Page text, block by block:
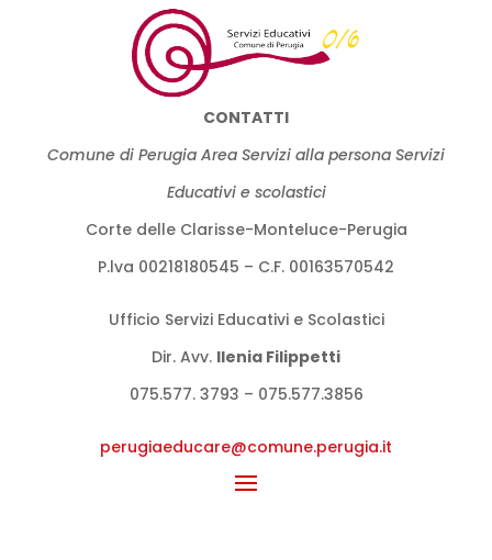
CONTATTI
Comune di Perugia Area Servizi alla persona Servizi
Educativi e scolastici
Corte delle Clarisse-Monteluce-Perugia
P.lva 00218180545 – C.F. 00163570542
Ufficio Servizi Educativi e Scolastici
Dir. Avv. llenia Filippetti
075.577. 3793 – 075.577.3856
perugiaeducare@comune.perugia.it